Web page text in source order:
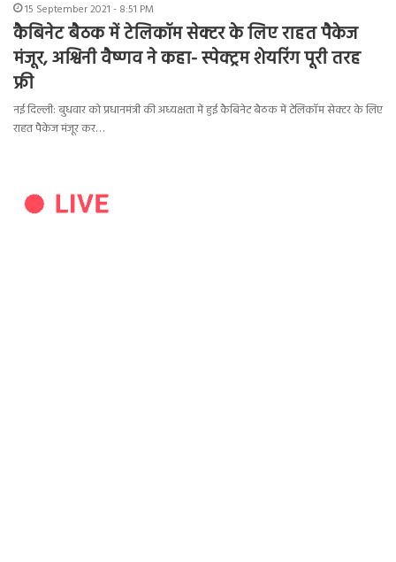
15 September 2021 - 8:51 PM
कैबिनेट बैठक में टेलिकॉम सेक्टर के लिए राहत पैकेज
मंजूर, अश्विनी वैष्णव ने कहा- स्पेक्ट्रम शेयरिंग पूरी तरह
फ्री
नई दिल्ली: बुधवार को प्रधानमंत्री की अध्यक्षता में हुई कैबिनेट बैठक में टेलिकॉम सेक्टर के लिए
राहत पैकेज मंजूर कर…